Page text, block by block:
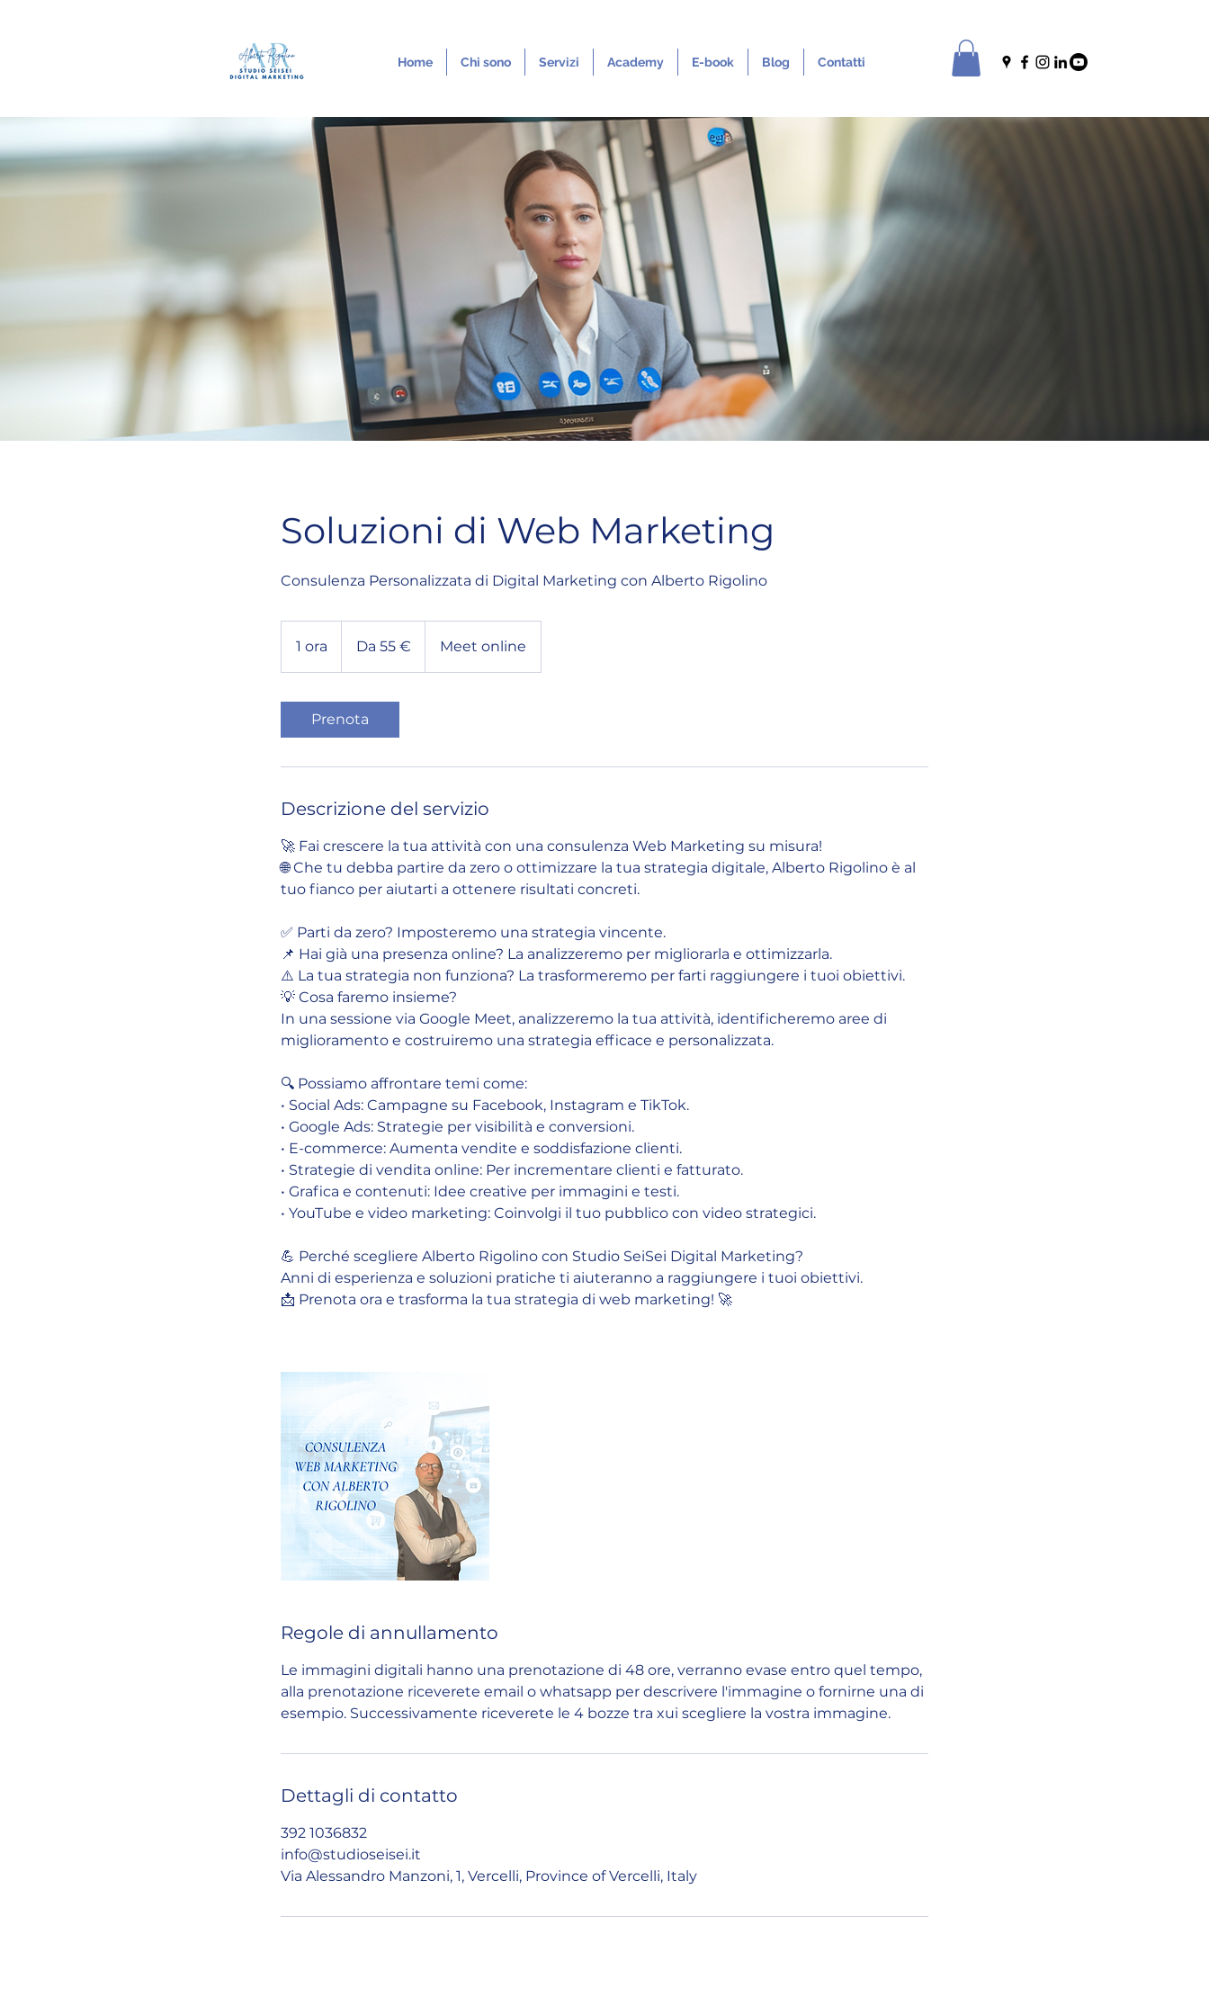
Home Chi sono Servizi Academy E-book Blog Contatti
Soluzioni di Web Marketing
Consulenza Personalizzata di Digital Marketing con Alberto Rigolino
1 ora Da 55 € Meet online
Prenota
Descrizione del servizio
🚀 Fai crescere la tua attività con una consulenza Web Marketing su misura!
🌐 Che tu debba partire da zero o ottimizzare la tua strategia digitale, Alberto Rigolino è al
tuo fianco per aiutarti a ottenere risultati concreti.
✅ Parti da zero? Imposteremo una strategia vincente.
📌 Hai già una presenza online? La analizzeremo per migliorarla e ottimizzarla.
⚠️ La tua strategia non funziona? La trasformeremo per farti raggiungere i tuoi obiettivi.
💡 Cosa faremo insieme?
In una sessione via Google Meet, analizzeremo la tua attività, identificheremo aree di
miglioramento e costruiremo una strategia efficace e personalizzata.
🔍 Possiamo affrontare temi come:
• Social Ads: Campagne su Facebook, Instagram e TikTok.
• Google Ads: Strategie per visibilità e conversioni.
• E-commerce: Aumenta vendite e soddisfazione clienti.
• Strategie di vendita online: Per incrementare clienti e fatturato.
• Grafica e contenuti: Idee creative per immagini e testi.
• YouTube e video marketing: Coinvolgi il tuo pubblico con video strategici.
💪 Perché scegliere Alberto Rigolino con Studio SeiSei Digital Marketing?
Anni di esperienza e soluzioni pratiche ti aiuteranno a raggiungere i tuoi obiettivi.
📩 Prenota ora e trasforma la tua strategia di web marketing! 🚀
Regole di annullamento
Le immagini digitali hanno una prenotazione di 48 ore, verranno evase entro quel tempo,
alla prenotazione riceverete email o whatsapp per descrivere l'immagine o fornirne una di
esempio. Successivamente riceverete le 4 bozze tra xui scegliere la vostra immagine.
Dettagli di contatto
392 1036832
info@studioseisei.it
Via Alessandro Manzoni, 1, Vercelli, Province of Vercelli, Italy